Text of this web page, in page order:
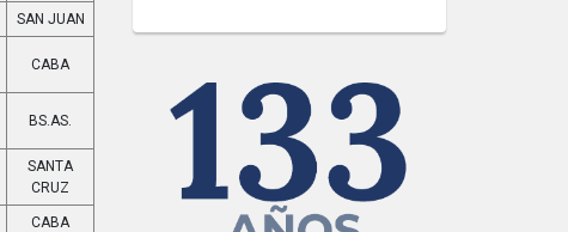
SAN JUAN
CABA
BS.AS.
SANTA
CRUZ
CABA